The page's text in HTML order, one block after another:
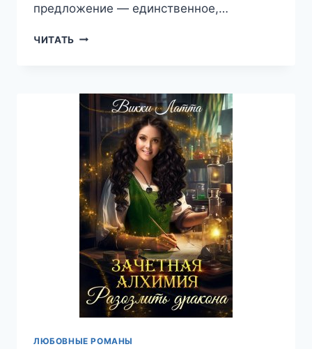
предложение — единственное,…
ЧИТАТЬ Я
—
ВИККИ
ЛЮБОВНЫЕ РОМАНЫ